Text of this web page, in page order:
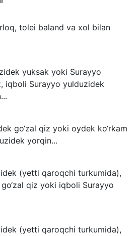
tolei baland va xol bilan
yuksak yoki Surayyo
iqboli Surayyo yulduzidek
go‘zal qiz yoki oydek ko‘rkam
yorqin...
(yetti qaroqchi turkumida),
qiz yoki iqboli Surayyo
(yetti qaroqchi turkumida),